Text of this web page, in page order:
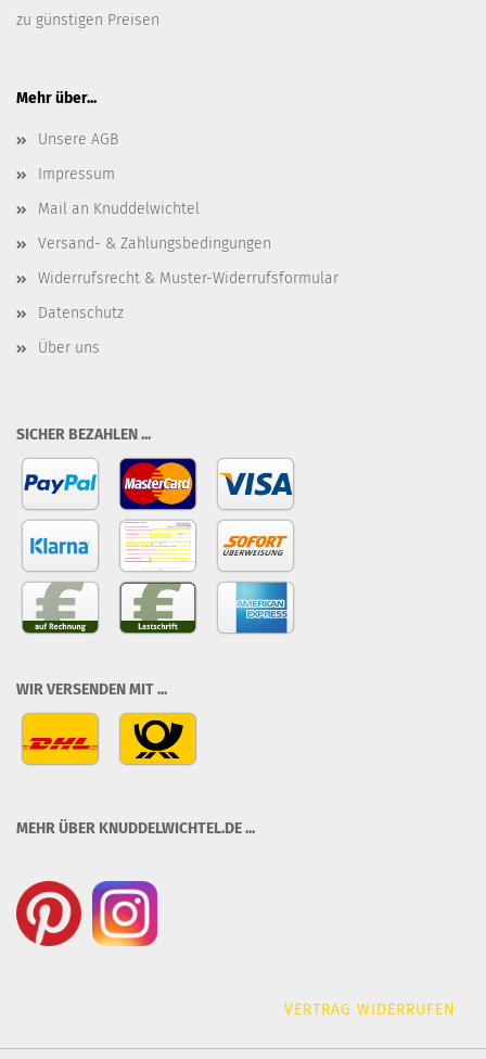
zu günstigen Preisen
Mehr über...
Unsere AGB
Impressum
Mail an Knuddelwichtel
Versand- & Zahlungsbedingungen
Widerrufsrecht & Muster-Widerrufsformular
Datenschutz
Über uns
SICHER BEZAHLEN ...
WIR VERSENDEN MIT ...
MEHR ÜBER KNUDDELWICHTEL.DE ...
VERTRAG WIDERRUFEN